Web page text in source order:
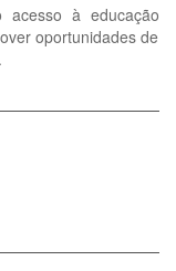
à educação
oportunidades de